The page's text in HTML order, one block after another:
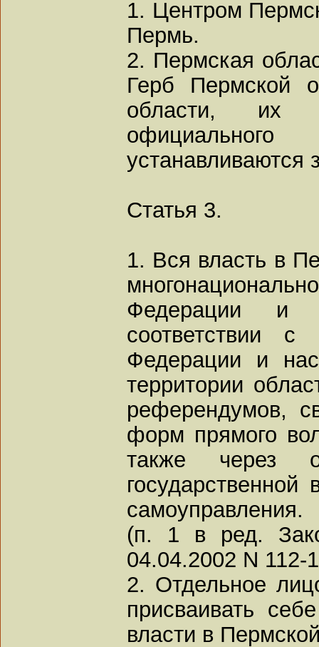
1. Центром
Пермь.
2. Пермская
Герб Пермской
области, их
устанавливаются
Статья 3.
1. Вся власть в
Федерации и
соответствии с
Федерации и
территории
референдумов,
форм прямого
также через
государственной
самоуправления.
(п. 1 в ред.
04.04.2002 N 112-
2. Отдельное
присваивать
власти в